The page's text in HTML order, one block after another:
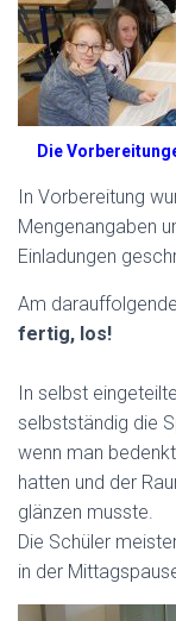
Die
In Vorbereitung
Mengenangaben
Einladungen
Am
fertig, los!
In selbst
selbstständig die
wenn man
hatten und der
glänzen musste.
Die Schüler
in der